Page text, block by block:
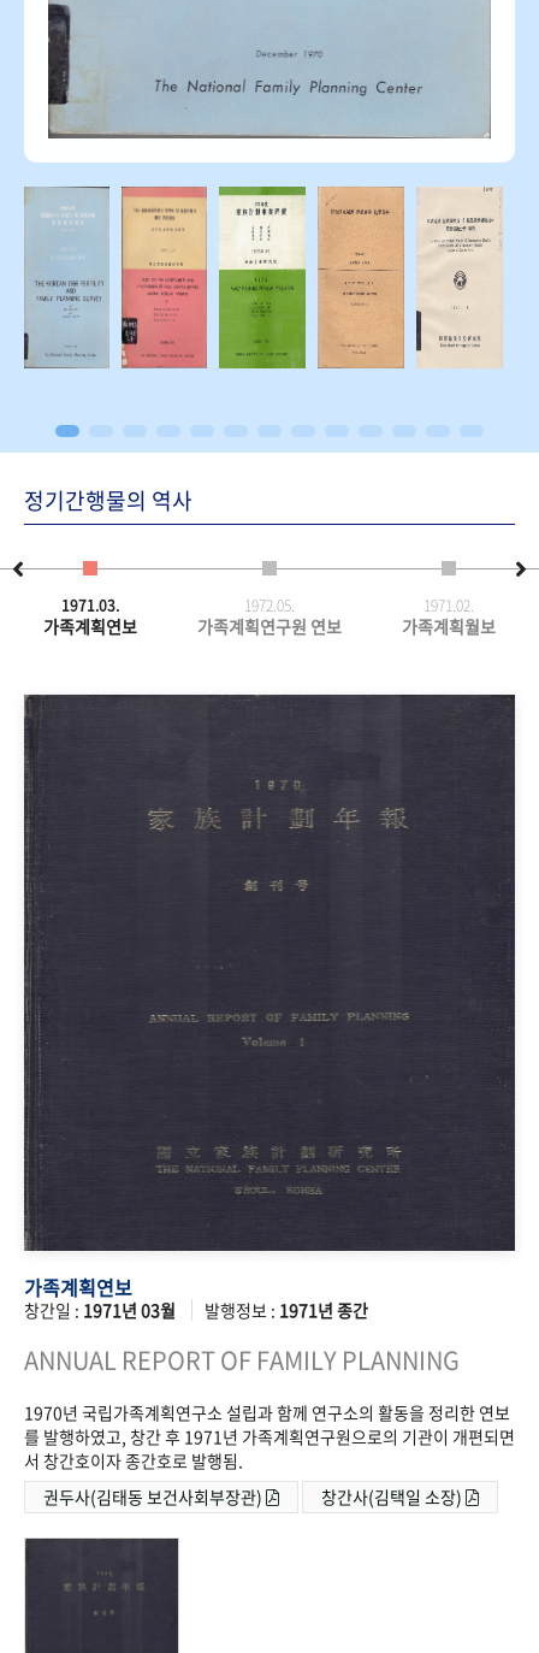
정기간행물의 역사
1971.03.
가족계획연보
1972.05.
가족계획연구원 연보
1971.02.
가족계획월보
가족계획연보
창간일 : 1971년 03월 발행정보 : 1971년 종간
ANNUAL REPORT OF FAMILY PLANNING
1970년 국립가족계획연구소 설립과 함께 연구소의 활동을 정리한 연보
를 발행하였고, 창간 후 1971년 가족계획연구원으로의 기관이 개편되면
서 창간호이자 종간호로 발행됨.
권두사(김태동 보건사회부장관)
창간사(김택일 소장)